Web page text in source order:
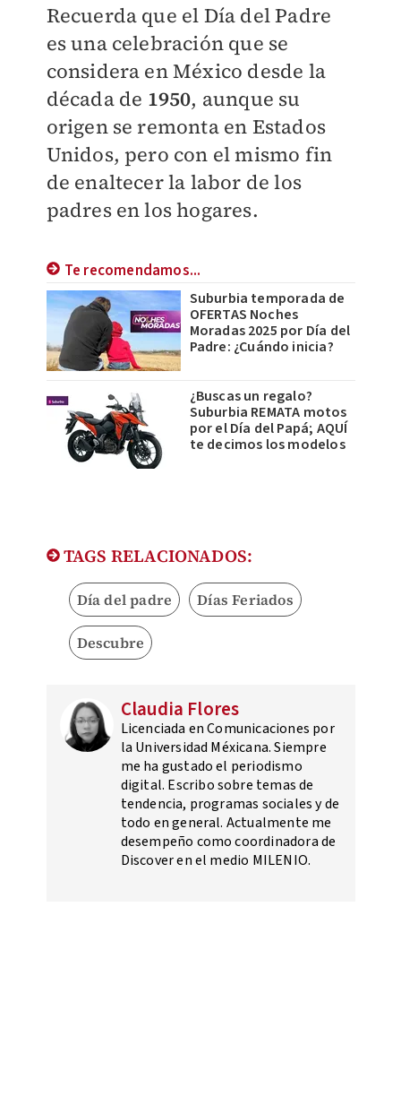
Recuerda que el Día del Padre
es una celebración que se
considera en México desde la
década de 1950, aunque su
origen se remonta en Estados
Unidos, pero con el mismo fin
de enaltecer la labor de los
padres en los hogares.
Te recomendamos...
Suburbia temporada de
OFERTAS Noches
Moradas 2025 por Día del
Padre: ¿Cuándo inicia?
¿Buscas un regalo?
Suburbia REMATA motos
por el Día del Papá; AQUÍ
te decimos los modelos
TAGS RELACIONADOS:
Día del padre Días Feriados
Descubre
Claudia Flores
Licenciada en Comunicaciones por
la Universidad Méxicana. Siempre
me ha gustado el periodismo
digital. Escribo sobre temas de
tendencia, programas sociales y de
todo en general. Actualmente me
desempeño como coordinadora de
Discover en el medio MILENIO.